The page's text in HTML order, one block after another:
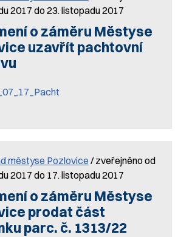
2017 do 23. listopadu 2017
o záměru Městyse
uzavřít pachtovní
městyse Pozlovice / zveřejněno od
2017 do 17. listopadu 2017
o záměru Městyse
prodat část
parc. č. 1313/22